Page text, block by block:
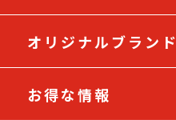
オリジナルブランド
お得な情報